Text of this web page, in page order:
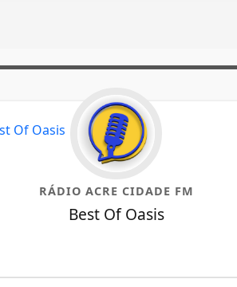
RÁDIO ACRE CIDADE FM
Best Of Oasis